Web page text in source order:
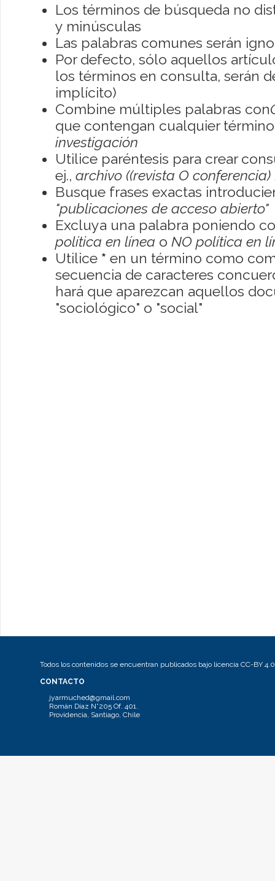
Los términos de búsqueda no
y minúsculas
Las palabras comunes serán
Por defecto, sólo aquellos
los términos en consulta, serán
implícito)
Combine múltiples palabras con
que contengan cualquier
investigación
Utilice paréntesis para crear
ej., archivo ((revista O conferencia)
Busque frases exactas
"publicaciones de acceso abierto"
Excluya una palabra poniendo
política en línea o NO política en
Utilice * en un término como
secuencia de caracteres
hará que aparezcan aquellos
"sociológico" o "social"
Todos los contenidos se encuentran publicados bajo licencia CC-BY 4.0
CONTACTO
jyarmuched@gmail.com
Román Díaz N°205 Of. 401.
Providencia, Santiago, Chile